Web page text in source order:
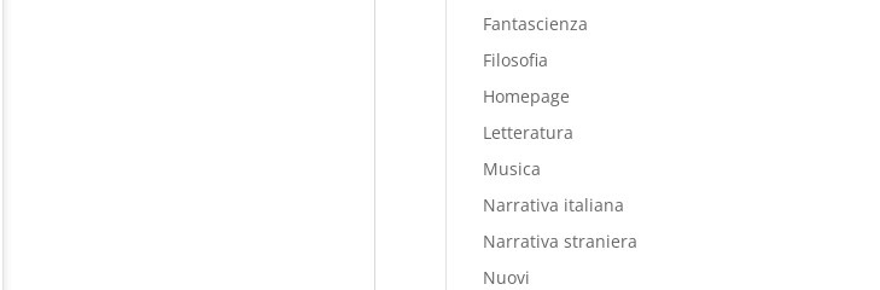
Fantascienza
Filosofia
Homepage
Letteratura
Musica
Narrativa italiana
Narrativa straniera
Nuovi